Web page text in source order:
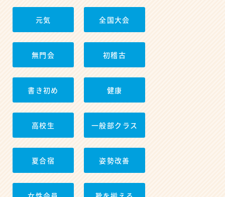
元気 全国大会
無門会 初稽古
書き初め 健康
高校生 一般部クラス
夏合宿 姿勢改善